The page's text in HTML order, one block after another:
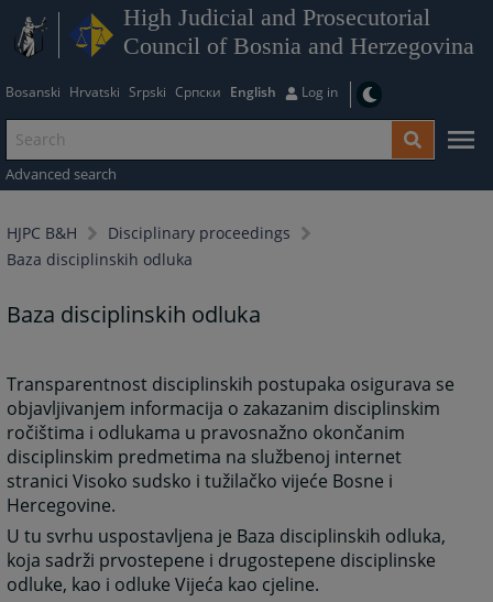
High Judicial and Prosecutorial
Council of Bosnia and Herzegovina
Bosanski Hrvatski Srpski Српски English Log in
Advanced search
HJPC B&H
Disciplinary proceedings
Baza disciplinskih odluka
Baza disciplinskih odluka
Transparentnost disciplinskih postupaka osigurava se
objavljivanjem informacija o zakazanim disciplinskim
ročištima i odlukama u pravosnažno okončanim
disciplinskim predmetima na službenoj internet
stranici Visoko sudsko i tužilačko vijeće Bosne i
Hercegovine.
U tu svrhu uspostavljena je Baza disciplinskih odluka,
koja sadrži prvostepene i drugostepene disciplinske
odluke, kao i odluke Vijeća kao cjeline.